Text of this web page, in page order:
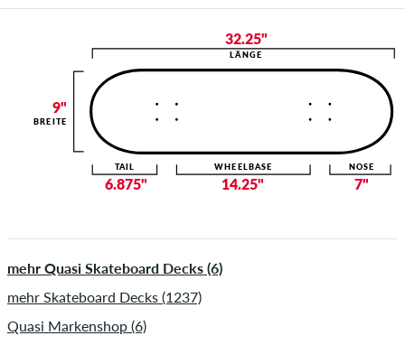
mehr Quasi Skateboard Decks (6)
mehr Skateboard Decks (1237)
Quasi Markenshop (6)
32.25"
LÄNGE
14.25"
WHEELBASE
7"
NOSE
6.875"
TAIL
9"
BREITE